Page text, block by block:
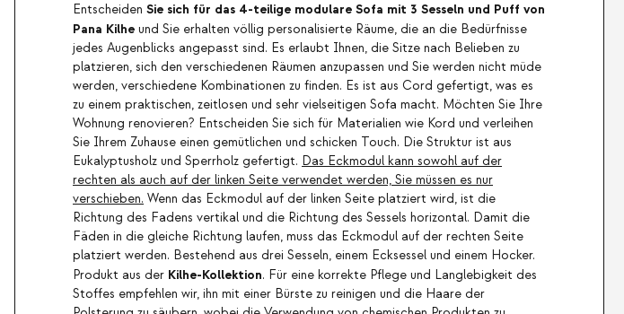
Entscheiden Sie sich für das 4-teilige modulare Sofa mit 3 Sesseln und Puff von
Pana Kilhe und Sie erhalten völlig personalisierte Räume, die an die Bedürfnisse
jedes Augenblicks angepasst sind. Es erlaubt Ihnen, die Sitze nach Belieben zu
platzieren, sich den verschiedenen Räumen anzupassen und Sie werden nicht müde
werden, verschiedene Kombinationen zu finden. Es ist aus Cord gefertigt, was es
zu einem praktischen, zeitlosen und sehr vielseitigen Sofa macht. Möchten Sie Ihre
Wohnung renovieren? Entscheiden Sie sich für Materialien wie Kord und verleihen
Sie Ihrem Zuhause einen gemütlichen und schicken Touch. Die Struktur ist aus
Eukalyptusholz und Sperrholz gefertigt. Das Eckmodul kann sowohl auf der
rechten als auch auf der linken Seite verwendet werden, Sie müssen es nur
verschieben. Wenn das Eckmodul auf der linken Seite platziert wird, ist die
Richtung des Fadens vertikal und die Richtung des Sessels horizontal. Damit die
Fäden in die gleiche Richtung laufen, muss das Eckmodul auf der rechten Seite
platziert werden. Bestehend aus drei Sesseln, einem Ecksessel und einem Hocker.
Produkt aus der Kilhe-Kollektion. Für eine korrekte Pflege und Langlebigkeit des
Stoffes empfehlen wir, ihn mit einer Bürste zu reinigen und die Haare der